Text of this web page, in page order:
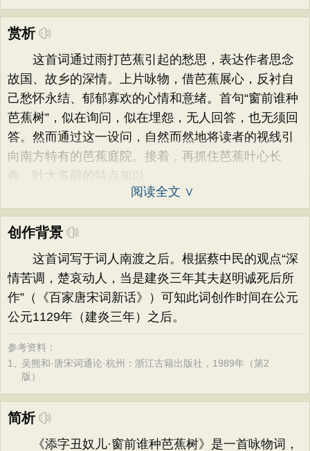
赏析
这首词通过雨打芭蕉引起的愁思，表达作者思念
故国、故乡的深情。上片咏物，借芭蕉展心，反衬自
己愁怀永结、郁郁寡欢的心情和意绪。首句“窗前谁种
芭蕉树”，似在询问，似在埋怨，无人回答，也无须回
答。然而通过这一设问，自然而然地将读者的视线引
向南方特有的芭蕉庭院。接着，再抓住芭蕉叶心长
卷、叶大多荫的特点加以
阅读全文 ∨
创作背景
这首词写于词人南渡之后。根据蔡中民的观点“深
情苦调，楚哀动人，当是建炎三年其夫赵明诚死后所
作”（《百家唐宋词新话》）可知此词创作时间在公元
公元1129年（建炎三年）之后。
参考资料：
1、吴熊和·唐宋词通论·杭州：浙江古籍出版社，1989年（第2
版）
简析
《添字丑奴儿·窗前谁种芭蕉树》是一首咏物词，